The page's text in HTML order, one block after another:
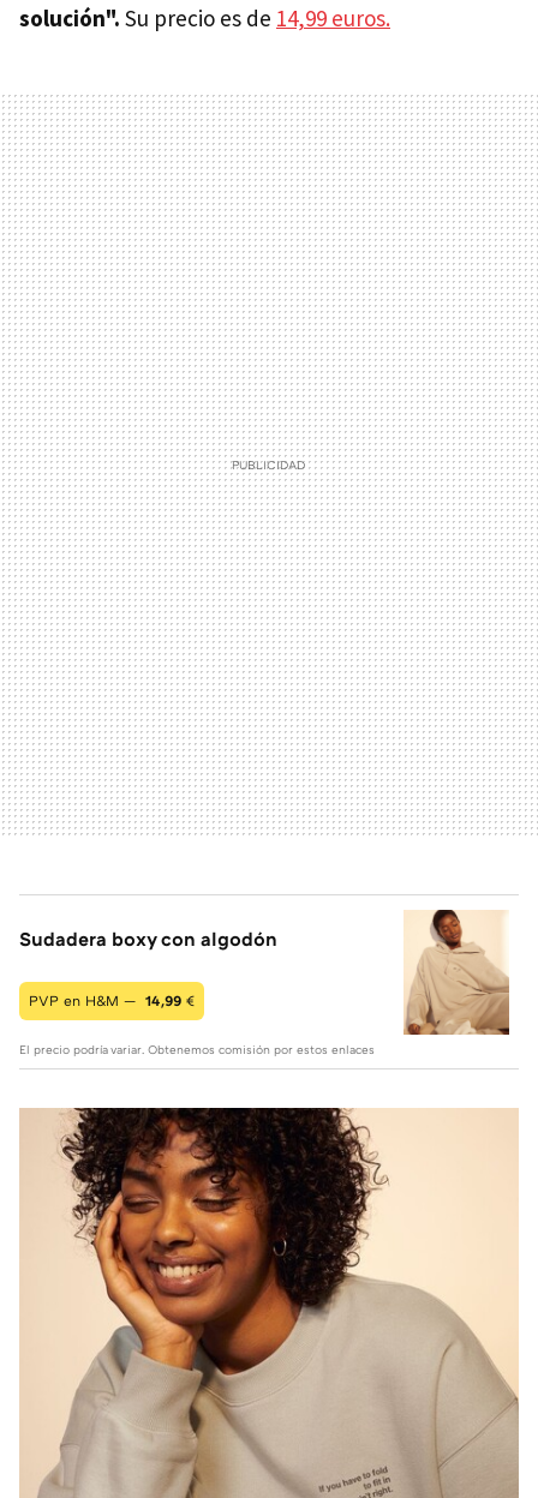
solución". Su precio es de 14,99 euros.
Sudadera boxy con algodón
PVP en H&M — 14,99 €
El precio podría variar. Obtenemos comisión por estos enlaces